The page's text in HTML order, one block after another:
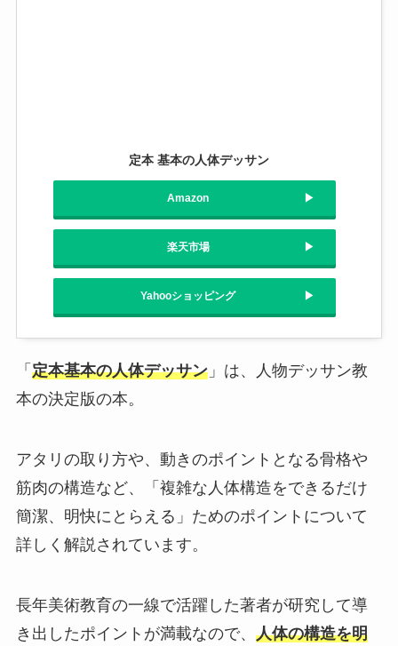
定本 基本の人体デッサン
Amazon
楽天市場
Yahooショッピング
「 定本基本の人体デッサン」は、人物デッサン教
本の決定版の本。
アタリの取り方や、動きのポイントとなる骨格や
筋肉の構造など、「複雑な人体構造をできるだけ
簡潔、明快にとらえる」ためのポイントについて
詳しく解説されています。
長年美術教育の一線で活躍した著者が研究して導
き出したポイントが満載なので、 人体の構造を明